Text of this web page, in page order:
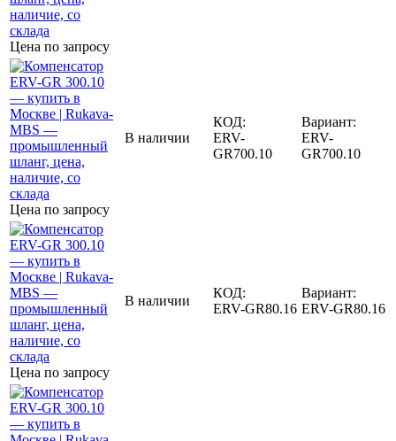
Цена по запросу
Цена по запросу
В наличии
КОД:
ERV-
GR700.10
Вариант:
ERV-
GR700.10
Цена по запросу
В наличии
КОД:
ERV-GR80.16
Вариант:
ERV-GR80.16